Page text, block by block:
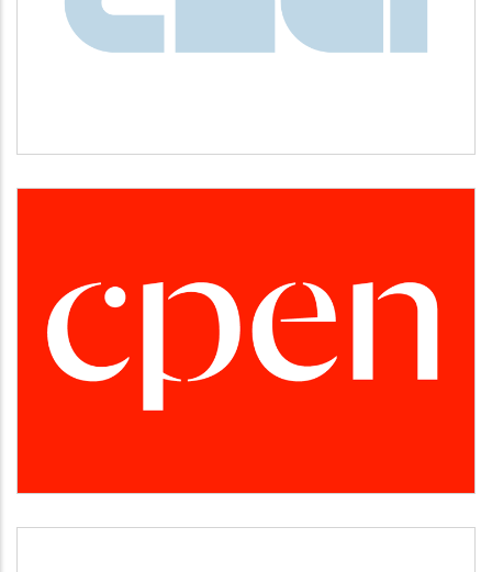
CPEN
Desarrollo empresarial